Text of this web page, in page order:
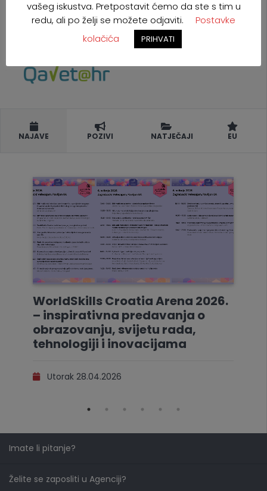
NAJAVE POZIVI NATJEČAJI EU
WorldSkills Croatia Arena 2026.
– inspirativna predavanja o
obrazovanju, svijetu rada,
tehnologiji i inovacijama
Utorak 28.04.2026
Imate li pitanje?
Želite se zaposliti u Agenciji?
vašeg iskustva. Pretpostavit ćemo da ste s tim u
redu, ali po želji se možete odjaviti.
Postavke
kolačića
PRIHVATI